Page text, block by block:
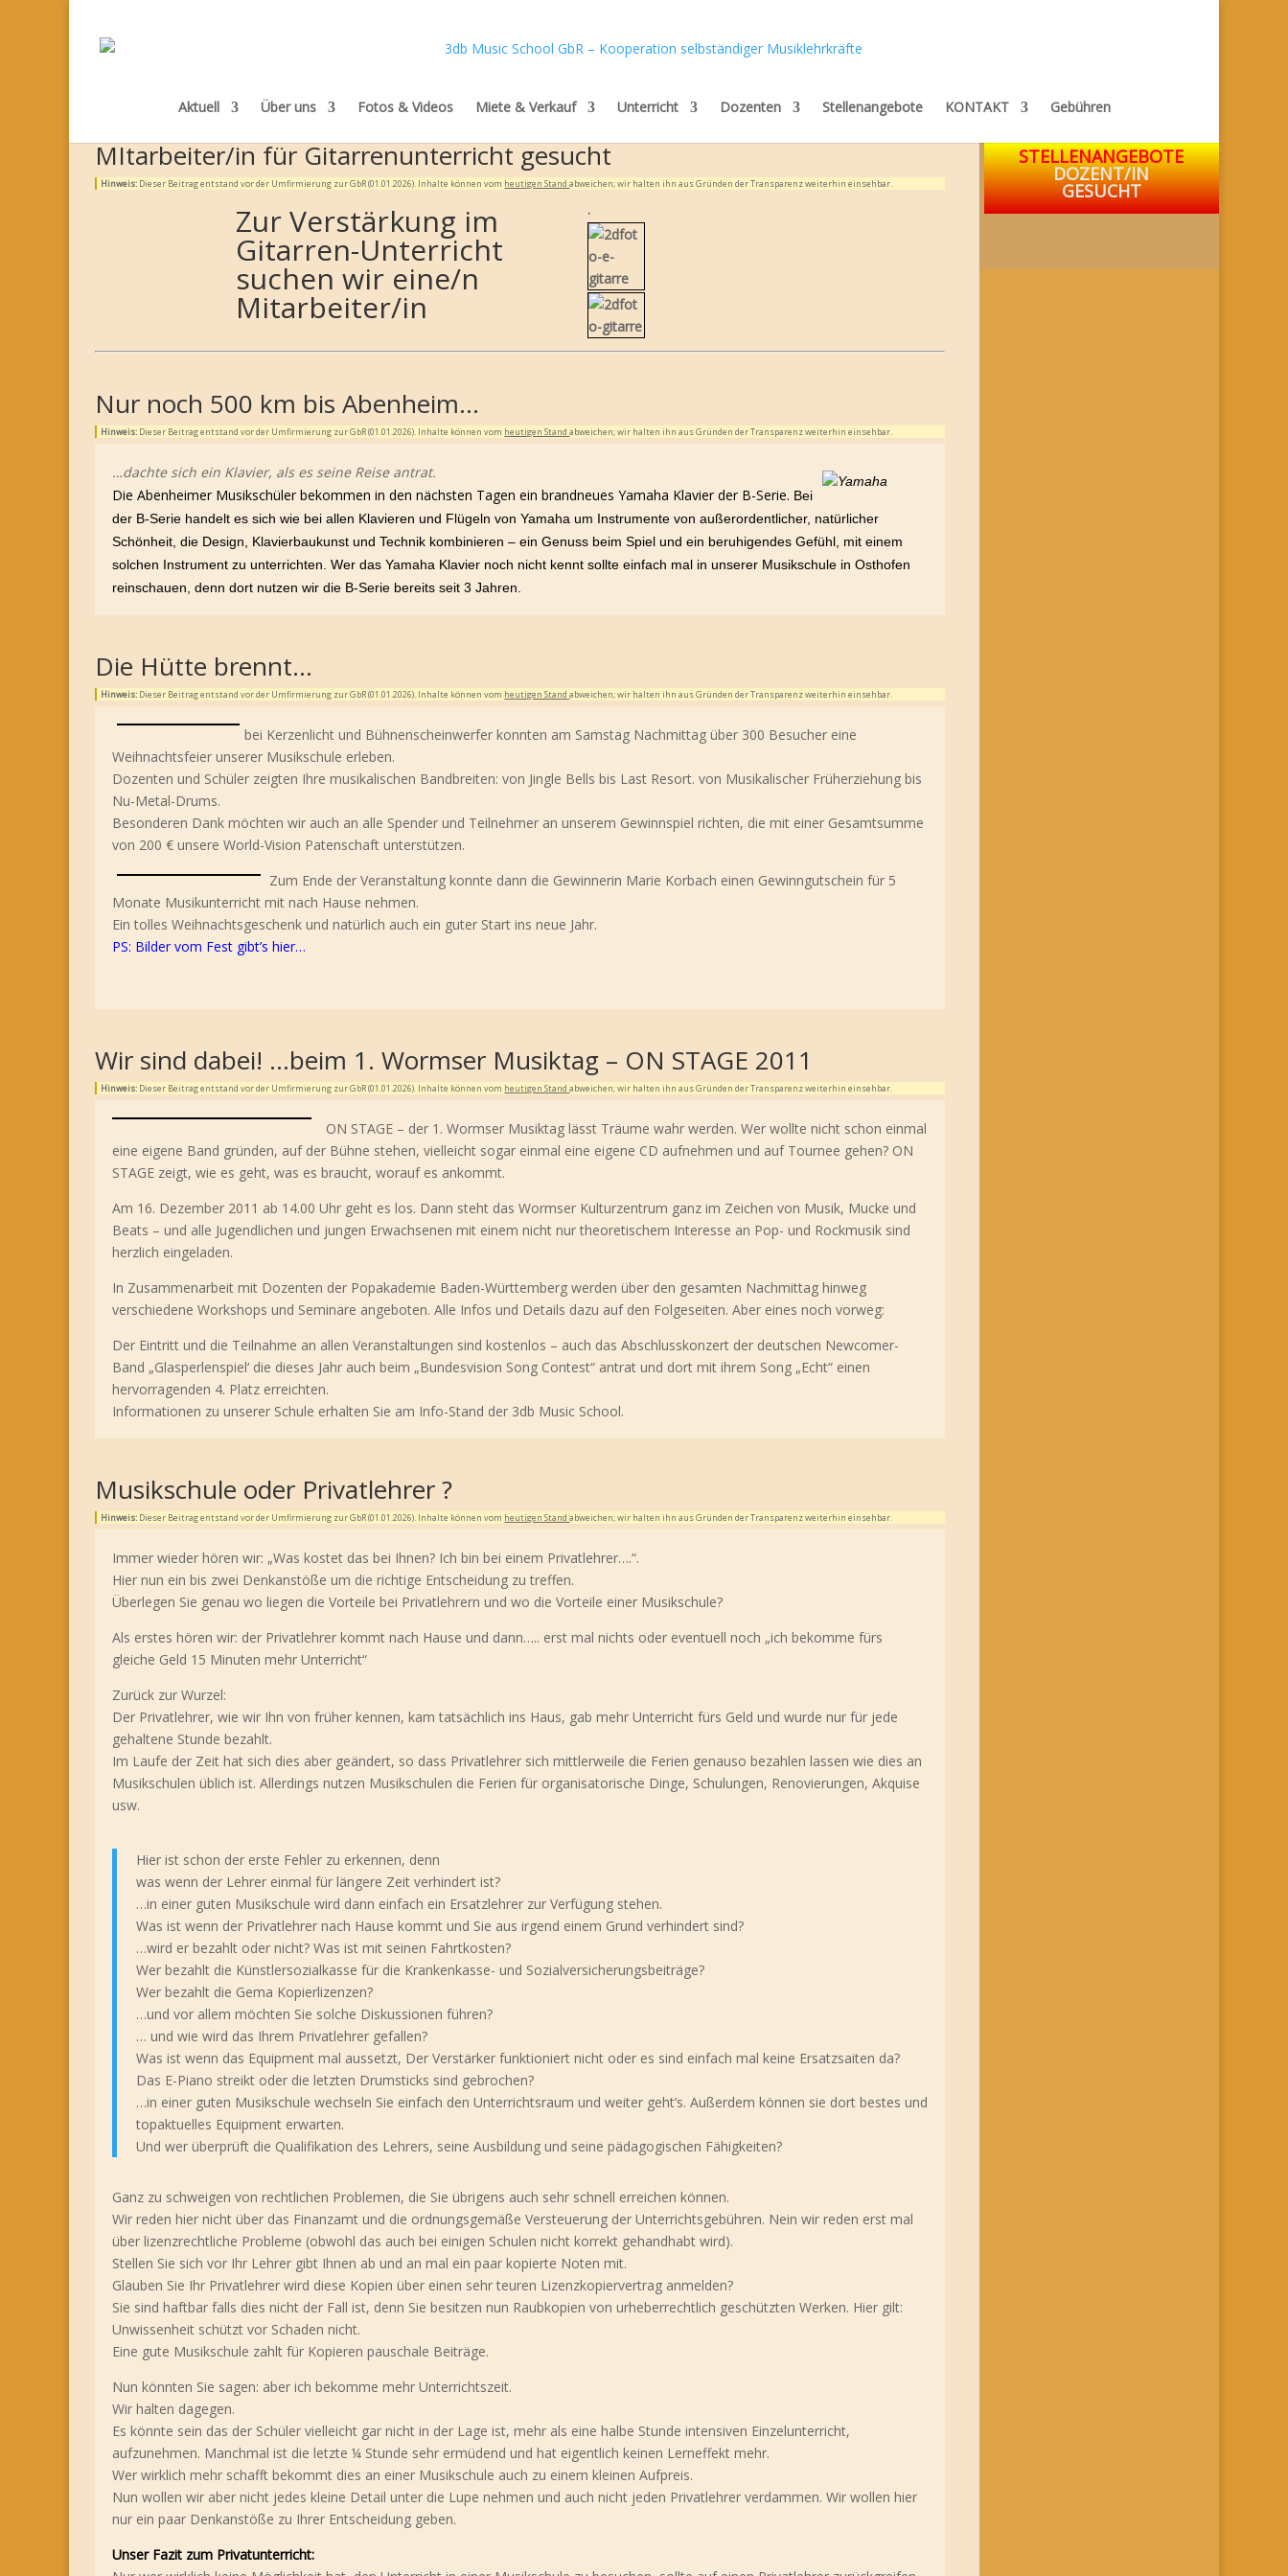
Aktuell Über uns Fotos & Videos Miete & Verkauf Unterricht Dozenten Stellenangebote KONTAKT Gebühren
MItarbeiter/in für Gitarrenunterricht gesucht
Hinweis: Dieser Beitrag entstand vor der Umfirmierung zur GbR (01.01.2026). Inhalte können vom heutigen Standabweichen; wir halten ihn aus Gründen der Transparenz weiterhin einsehbar.
Zur Verstärkung im
Gitarren-Unterricht
suchen wir eine/n
Mitarbeiter/in
.
Nur noch 500 km bis Abenheim…
Hinweis: Dieser Beitrag entstand vor der Umfirmierung zur GbR (01.01.2026). Inhalte können vom heutigen Standabweichen; wir halten ihn aus Gründen der Transparenz weiterhin einsehbar.
…dachte sich ein Klavier, als es seine Reise antrat.
Die Abenheimer Musikschüler bekommen in den nächsten Tagen ein brandneues Yamaha Klavier der B-Serie. Bei
der B-Serie handelt es sich wie bei allen Klavieren und Flügeln von Yamaha um Instrumente von außerordentlicher, natürlicher
Schönheit, die Design, Klavierbaukunst und Technik kombinieren – ein Genuss beim Spiel und ein beruhigendes Gefühl, mit einem
solchen Instrument zu unterrichten. Wer das Yamaha Klavier noch nicht kennt sollte einfach mal in unserer Musikschule in Osthofen
reinschauen, denn dort nutzen wir die B-Serie bereits seit 3 Jahren.
Die Hütte brennt…
Hinweis: Dieser Beitrag entstand vor der Umfirmierung zur GbR (01.01.2026). Inhalte können vom heutigen Standabweichen; wir halten ihn aus Gründen der Transparenz weiterhin einsehbar.
bei Kerzenlicht und Bühnenscheinwerfer konnten am Samstag Nachmittag über 300 Besucher eine
Weihnachtsfeier unserer Musikschule erleben.
Dozenten und Schüler zeigten Ihre musikalischen Bandbreiten: von Jingle Bells bis Last Resort. von Musikalischer Früherziehung bis
Nu-Metal-Drums.
Besonderen Dank möchten wir auch an alle Spender und Teilnehmer an unserem Gewinnspiel richten, die mit einer Gesamtsumme
von 200 € unsere World-Vision Patenschaft unterstützen.
Zum Ende der Veranstaltung konnte dann die Gewinnerin Marie Korbach einen Gewinngutschein für 5
Monate Musikunterricht mit nach Hause nehmen.
Ein tolles Weihnachtsgeschenk und natürlich auch ein guter Start ins neue Jahr.
PS: Bilder vom Fest gibt’s hier…
Wir sind dabei! …beim 1. Wormser Musiktag – ON STAGE 2011
Hinweis: Dieser Beitrag entstand vor der Umfirmierung zur GbR (01.01.2026). Inhalte können vom heutigen Standabweichen; wir halten ihn aus Gründen der Transparenz weiterhin einsehbar.
ON STAGE – der 1. Wormser Musiktag lässt Träume wahr werden. Wer wollte nicht schon einmal
eine eigene Band gründen, auf der Bühne stehen, vielleicht sogar einmal eine eigene CD aufnehmen und auf Tournee gehen? ON
STAGE zeigt, wie es geht, was es braucht, worauf es ankommt.
Am 16. Dezember 2011 ab 14.00 Uhr geht es los. Dann steht das Wormser Kulturzentrum ganz im Zeichen von Musik, Mucke und
Beats – und alle Jugendlichen und jungen Erwachsenen mit einem nicht nur theoretischem Interesse an Pop- und Rockmusik sind
herzlich eingeladen.
In Zusammenarbeit mit Dozenten der Popakademie Baden-Württemberg werden über den gesamten Nachmittag hinweg
verschiedene Workshops und Seminare angeboten. Alle Infos und Details dazu auf den Folgeseiten. Aber eines noch vorweg:
Der Eintritt und die Teilnahme an allen Veranstaltungen sind kostenlos – auch das Abschlusskonzert der deutschen Newcomer-
Band „Glasperlenspiel‘ die dieses Jahr auch beim „Bundesvision Song Contest“ antrat und dort mit ihrem Song „Echt“ einen
hervorragenden 4. Platz erreichten.
Informationen zu unserer Schule erhalten Sie am Info-Stand der 3db Music School.
Musikschule oder Privatlehrer ?
Hinweis: Dieser Beitrag entstand vor der Umfirmierung zur GbR (01.01.2026). Inhalte können vom heutigen Standabweichen; wir halten ihn aus Gründen der Transparenz weiterhin einsehbar.
Immer wieder hören wir: „Was kostet das bei Ihnen? Ich bin bei einem Privatlehrer….“.
Hier nun ein bis zwei Denkanstöße um die richtige Entscheidung zu treffen.
Überlegen Sie genau wo liegen die Vorteile bei Privatlehrern und wo die Vorteile einer Musikschule?
Als erstes hören wir: der Privatlehrer kommt nach Hause und dann….. erst mal nichts oder eventuell noch „ich bekomme fürs
gleiche Geld 15 Minuten mehr Unterricht“
Zurück zur Wurzel:
Der Privatlehrer, wie wir Ihn von früher kennen, kam tatsächlich ins Haus, gab mehr Unterricht fürs Geld und wurde nur für jede
gehaltene Stunde bezahlt.
Im Laufe der Zeit hat sich dies aber geändert, so dass Privatlehrer sich mittlerweile die Ferien genauso bezahlen lassen wie dies an
Musikschulen üblich ist. Allerdings nutzen Musikschulen die Ferien für organisatorische Dinge, Schulungen, Renovierungen, Akquise
usw.
Hier ist schon der erste Fehler zu erkennen, denn
was wenn der Lehrer einmal für längere Zeit verhindert ist?
…in einer guten Musikschule wird dann einfach ein Ersatzlehrer zur Verfügung stehen.
Was ist wenn der Privatlehrer nach Hause kommt und Sie aus irgend einem Grund verhindert sind?
…wird er bezahlt oder nicht? Was ist mit seinen Fahrtkosten?
Wer bezahlt die Künstlersozialkasse für die Krankenkasse- und Sozialversicherungsbeiträge?
Wer bezahlt die Gema Kopierlizenzen?
…und vor allem möchten Sie solche Diskussionen führen?
… und wie wird das Ihrem Privatlehrer gefallen?
Was ist wenn das Equipment mal aussetzt, Der Verstärker funktioniert nicht oder es sind einfach mal keine Ersatzsaiten da?
Das E-Piano streikt oder die letzten Drumsticks sind gebrochen?
…in einer guten Musikschule wechseln Sie einfach den Unterrichtsraum und weiter geht’s. Außerdem können sie dort bestes und
topaktuelles Equipment erwarten.
Und wer überprüft die Qualifikation des Lehrers, seine Ausbildung und seine pädagogischen Fähigkeiten?
Ganz zu schweigen von rechtlichen Problemen, die Sie übrigens auch sehr schnell erreichen können.
Wir reden hier nicht über das Finanzamt und die ordnungsgemäße Versteuerung der Unterrichtsgebühren. Nein wir reden erst mal
über lizenzrechtliche Probleme (obwohl das auch bei einigen Schulen nicht korrekt gehandhabt wird).
Stellen Sie sich vor Ihr Lehrer gibt Ihnen ab und an mal ein paar kopierte Noten mit.
Glauben Sie Ihr Privatlehrer wird diese Kopien über einen sehr teuren Lizenzkopiervertrag anmelden?
Sie sind haftbar falls dies nicht der Fall ist, denn Sie besitzen nun Raubkopien von urheberrechtlich geschützten Werken. Hier gilt:
Unwissenheit schützt vor Schaden nicht.
Eine gute Musikschule zahlt für Kopieren pauschale Beiträge.
Nun könnten Sie sagen: aber ich bekomme mehr Unterrichtszeit.
Wir halten dagegen.
Es könnte sein das der Schüler vielleicht gar nicht in der Lage ist, mehr als eine halbe Stunde intensiven Einzelunterricht,
aufzunehmen. Manchmal ist die letzte ¼ Stunde sehr ermüdend und hat eigentlich keinen Lerneffekt mehr.
Wer wirklich mehr schafft bekommt dies an einer Musikschule auch zu einem kleinen Aufpreis.
Nun wollen wir aber nicht jedes kleine Detail unter die Lupe nehmen und auch nicht jeden Privatlehrer verdammen. Wir wollen hier
nur ein paar Denkanstöße zu Ihrer Entscheidung geben.
Unser Fazit zum Privatunterricht:
STELLENANGEBOTE
DOZENT/IN
GESUCHT